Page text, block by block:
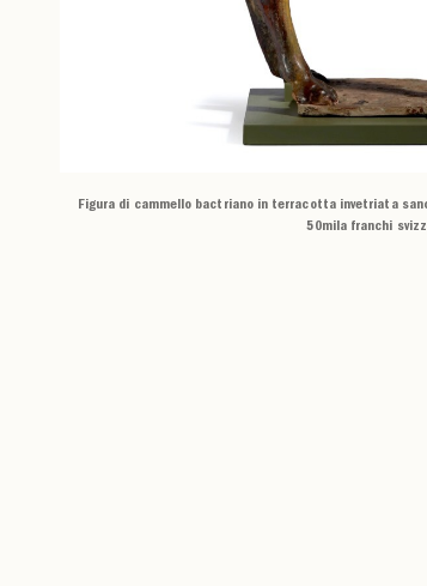
Figura di cammello bactriano in terracotta invetriata
50mila franchi